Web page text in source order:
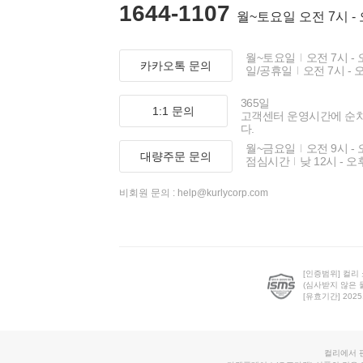
1644-1107 월~토요일 오전 7시 -
카카오톡 문의
월~토요일
오전 7시 -
일/공휴일
오전 7시 -
1:1 문의
365일
고객센터 운영시간에 순
다.
대량주문 문의
월~금요일
오전 9시 -
점심시간
낮 12시 - 오
비회원 문의 : help@kurlycorp.com
[인증범위] 컬리
(심사받지 않은
[유효기간]
컬리에서